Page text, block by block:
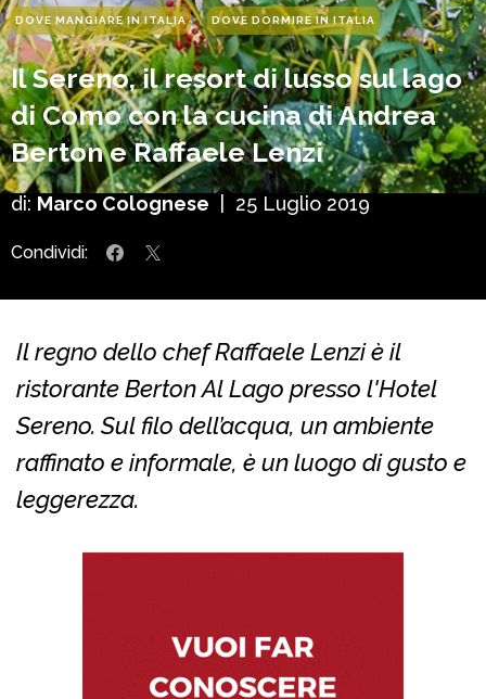
DOVE MANGIARE IN ITALIA DOVE DORMIRE IN ITALIA
Il Sereno, il resort di lusso sul lago
di Como con la cucina di Andrea
Berton e Raffaele Lenzi
di: Marco Colognese 25 Luglio 2019
Condividi:
Il regno dello chef Raffaele Lenzi è il
ristorante Berton Al Lago presso l'Hotel
Sereno. Sul filo dell’acqua, un ambiente
raffinato e informale, è un luogo di gusto e
leggerezza.